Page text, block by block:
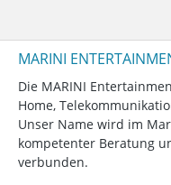
MARINI
Die MARINI
Home,
Unser Name wird im
kompetenter Beratung
verbunden.